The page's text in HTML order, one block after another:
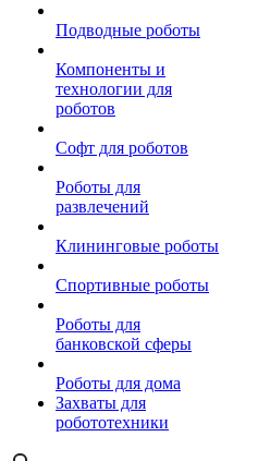
Подводные роботы
Компоненты и
технологии для
роботов
Софт для роботов
Роботы для
развлечений
Клининговые роботы
Спортивные роботы
Роботы для
банковской сферы
Роботы для дома
Захваты для
робототехники